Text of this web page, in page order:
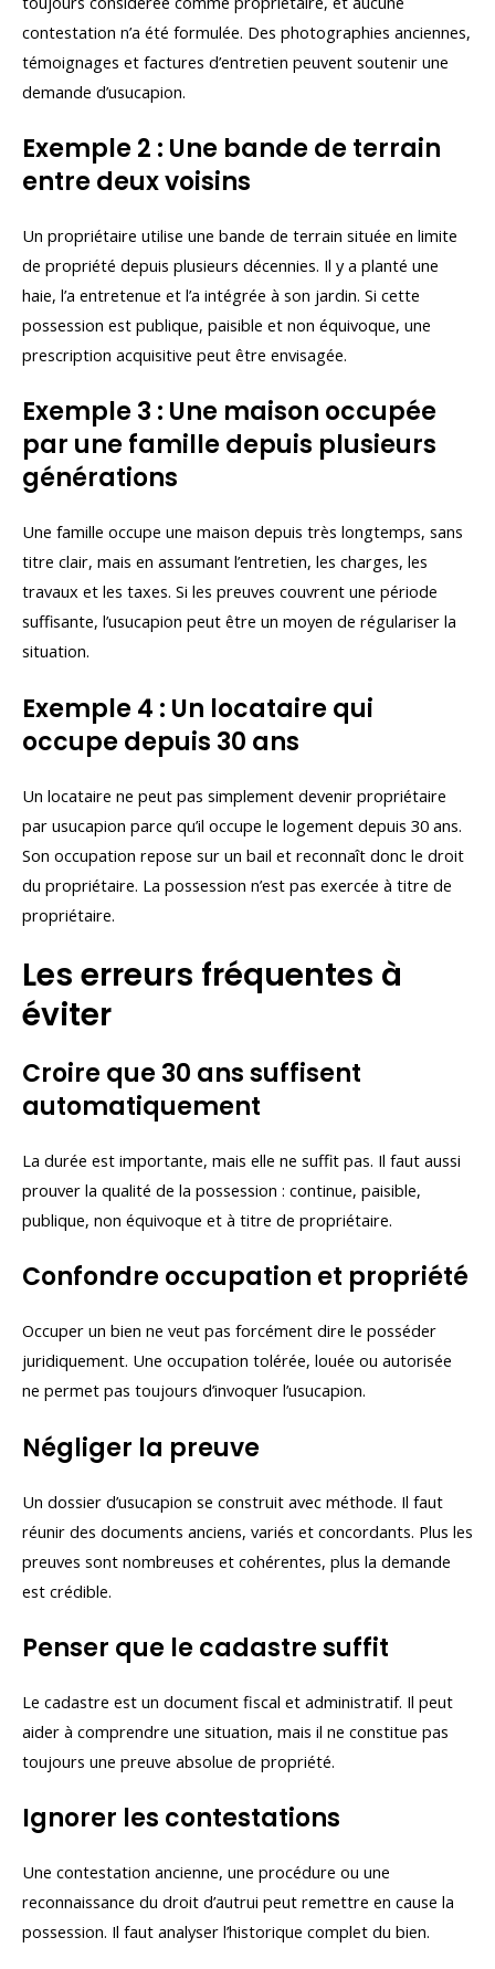
contestation n’a été formulée. Des photographies anciennes,
témoignages et factures d’entretien peuvent soutenir une
demande d’usucapion.
Exemple 2 : Une bande de terrain
entre deux voisins
Un propriétaire utilise une bande de terrain située en limite
de propriété depuis plusieurs décennies. Il y a planté une
haie, l’a entretenue et l’a intégrée à son jardin. Si cette
possession est publique, paisible et non équivoque, une
prescription acquisitive peut être envisagée.
Exemple 3 : Une maison occupée
par une famille depuis plusieurs
générations
Une famille occupe une maison depuis très longtemps, sans
titre clair, mais en assumant l’entretien, les charges, les
travaux et les taxes. Si les preuves couvrent une période
suffisante, l’usucapion peut être un moyen de régulariser la
situation.
Exemple 4 : Un locataire qui
occupe depuis 30 ans
Un locataire ne peut pas simplement devenir propriétaire
par usucapion parce qu’il occupe le logement depuis 30 ans.
Son occupation repose sur un bail et reconnaît donc le droit
du propriétaire. La possession n’est pas exercée à titre de
propriétaire.
Les erreurs fréquentes à
éviter
Croire que 30 ans suffisent
automatiquement
La durée est importante, mais elle ne suffit pas. Il faut aussi
prouver la qualité de la possession : continue, paisible,
publique, non équivoque et à titre de propriétaire.
Confondre occupation et propriété
Occuper un bien ne veut pas forcément dire le posséder
juridiquement. Une occupation tolérée, louée ou autorisée
ne permet pas toujours d’invoquer l’usucapion.
Négliger la preuve
Un dossier d’usucapion se construit avec méthode. Il faut
réunir des documents anciens, variés et concordants. Plus les
preuves sont nombreuses et cohérentes, plus la demande
est crédible.
Penser que le cadastre suffit
Le cadastre est un document fiscal et administratif. Il peut
aider à comprendre une situation, mais il ne constitue pas
toujours une preuve absolue de propriété.
Ignorer les contestations
Une contestation ancienne, une procédure ou une
reconnaissance du droit d’autrui peut remettre en cause la
possession. Il faut analyser l’historique complet du bien.